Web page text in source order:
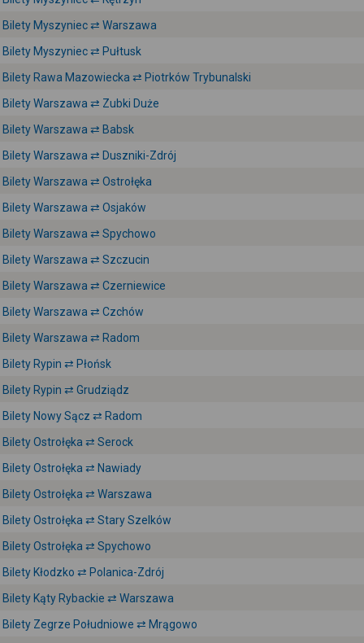
Bilety Myszyniec ⇄ Warszawa
Bilety Myszyniec ⇄ Pułtusk
Bilety Rawa Mazowiecka ⇄ Piotrków Trybunalski
Bilety Warszawa ⇄ Zubki Duże
Bilety Warszawa ⇄ Babsk
Bilety Warszawa ⇄ Duszniki-Zdrój
Bilety Warszawa ⇄ Ostrołęka
Bilety Warszawa ⇄ Osjaków
Bilety Warszawa ⇄ Spychowo
Bilety Warszawa ⇄ Szczucin
Bilety Warszawa ⇄ Czerniewice
Bilety Warszawa ⇄ Czchów
Bilety Warszawa ⇄ Radom
Bilety Rypin ⇄ Płońsk
Bilety Rypin ⇄ Grudziądz
Bilety Nowy Sącz ⇄ Radom
Bilety Ostrołęka ⇄ Serock
Bilety Ostrołęka ⇄ Nawiady
Bilety Ostrołęka ⇄ Warszawa
Bilety Ostrołęka ⇄ Stary Szelków
Bilety Ostrołęka ⇄ Spychowo
Bilety Kłodzko ⇄ Polanica-Zdrój
Bilety Kąty Rybackie ⇄ Warszawa
Bilety Zegrze Południowe ⇄ Mrągowo